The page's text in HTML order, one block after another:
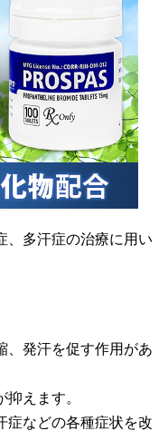
、多汗症の治療に用い
、発汗を促す作用があ
えます。
症などの各種症状を改